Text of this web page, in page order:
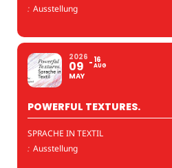
: Ausstellung
2026
09
MAY
16
AUG
POWERFUL TEXTURES.
SPRACHE IN TEXTIL
: Ausstellung